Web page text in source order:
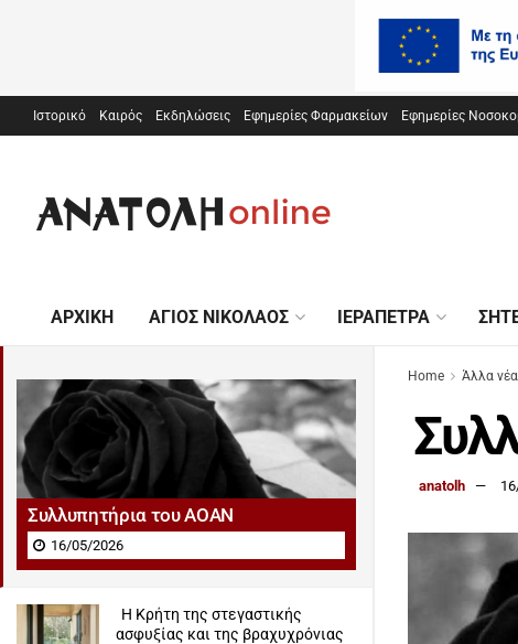
Συλλυπητήρια του ΑΟΑΝ
16/05/2026
Η Κρήτη της στεγαστικής
ασφυξίας και της βραχυχρόνιας
Ιστορικό Καιρός Εκδηλώσεις Εφημερίες Φαρμακείων Εφημερίες
ΑΡΧΙΚΉ ΆΓΙΟΣ ΝΙΚΌΛΑΟΣ ΙΕΡΆΠΕΤΡΑ
Home Άλλα νέα
anatolh